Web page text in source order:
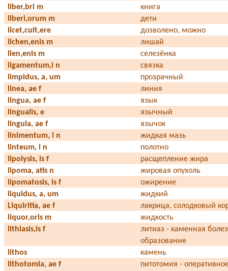
liber,bri m
книга
liberi,orum m
дети
licet,cult,ere
дозволено, можно
lichen,enis m
лишай
lien,enis m
селезёнка
ligamentum,i n
связка
limpidus, a, um
прозрачный
linea, ae f
линия
lingua, ae f
язык
lingualis, е
язычный
lingula, ae f
язычок
linimentum, i n
жидкая мазь
linteum, i n
полотно
lipolysis, is f
расщепление жира
lipoma, atis n
жировая опухоль
lipomatosis, is f
ожирение
liquidus, a, um
жидкий
Liquiritia, ae f
лакрица, солодковый
liquor,oris m
жидкость
lithiasis,is f
литиаз - каменная
образование
lithos
камень
lithotomia, ae f
питотомия -